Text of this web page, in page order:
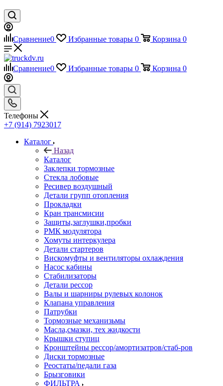
Сравнение0 Избранные товары 0 Корзина 0
Сравнение0 Избранные товары 0 Корзина 0
Телефоны
+7 (914) 7923017
Каталог
Назад
Каталог
Заклепки тормозные
Стекла лобовые
Ресивер воздушный
Детали групп отопления
Прокладки
Кран трансмисии
Защиты,заглушки,пробки
РМК модулятора
Хомуты интеркулера
Детали стартеров
Вискомуфты и вентиляторы охлаждения
Насос кабины
Стабилизаторы
Детали рессор
Валы и шарниры рулевых колонок
Клапана управления
Патрубки
Тормозные механизьмы
Масла,смазки, тех жидкости
Крышки ступиц
Кронштейны рессор/амортизатров/стаб-ров
Диски тормозные
Реостаты/педали газа
Брызговики
ФИЛЬТРА